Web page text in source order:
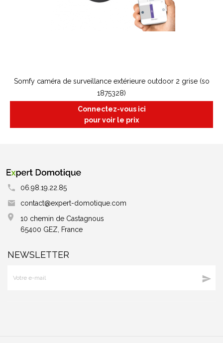
Somfy caméra de surveillance extérieure outdoor 2 grise (so
1875328)
Connectez-vous ici
pour voir le prix
06.98.19.22.85
contact@expert-domotique.com
10 chemin de Castagnous
65400 GEZ, France
NEWSLETTER
